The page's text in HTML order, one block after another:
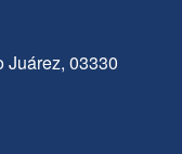
Juárez, 03330